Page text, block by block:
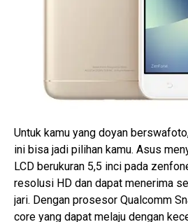
Untuk kamu yang doyan
ini bisa jadi pilihan kamu. Asus
LCD berukuran 5,5 inci pada
resolusi HD dan dapat menerima
jari. Dengan prosesor Qualcomm
core yang dapat melaju dengan